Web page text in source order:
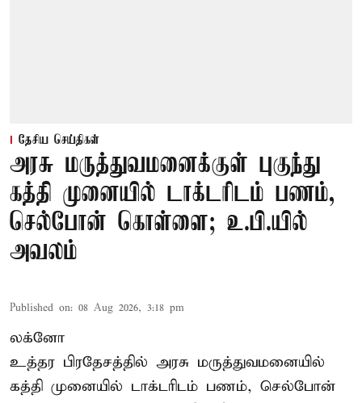
தேசிய செய்திகள்
அரசு மருத்துவமனைக்குள் புகுந்து
கத்தி முனையில் டாக்டரிடம் பணம்,
செல்போன் கொள்ளை; உ.பி.யில்
அவலம்
Published on: 08 Aug 2026, 3:18 pm
லக்னோ
உத்தர பிரதேசத்தில் அரசு மருத்துவமனையில்
கத்தி முனையில் டாக்டரிடம் பணம், செல்போன்